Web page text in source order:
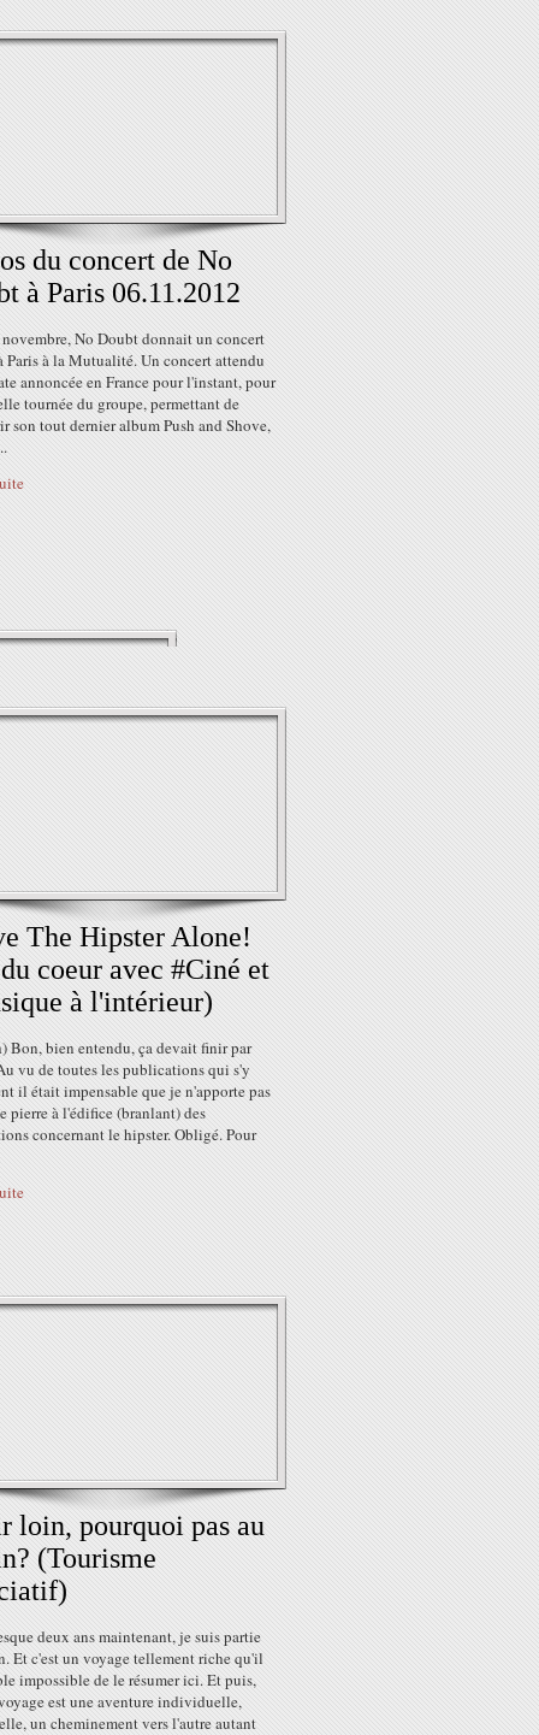
du concert de No
à Paris 06.11.2012
No Doubt donnait un concert
Paris à la Mutualité. Un concert attendu
annoncée en France pour l'instant, pour
tournée du groupe, permettant de
son tout dernier album Push and Shove,
The Hipster Alone!
coeur avec #Ciné et
à l'intérieur)
Bon, bien entendu, ça devait finir par
vu de toutes les publications qui s'y
il était impensable que je n'apporte pas
pierre à l'édifice (branlant) des
concernant le hipster. Obligé. Pour
loin, pourquoi pas au
(Tourisme
deux ans maintenant, je suis partie
Et c'est un voyage tellement riche qu'il
impossible de le résumer ici. Et puis,
est une aventure individuelle,
un cheminement vers l'autre autant